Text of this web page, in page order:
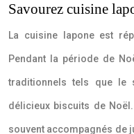
Savourez cuisine
La cuisine lapone est
Pendant la période de
traditionnels tels que le
délicieux biscuits de
souvent accompagnés de